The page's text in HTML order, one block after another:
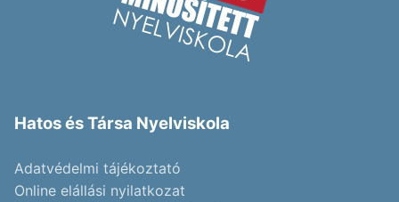
Hatos és Társa Nyelviskola
Adatvédelmi tájékoztató
Online elállási nyilatkozat